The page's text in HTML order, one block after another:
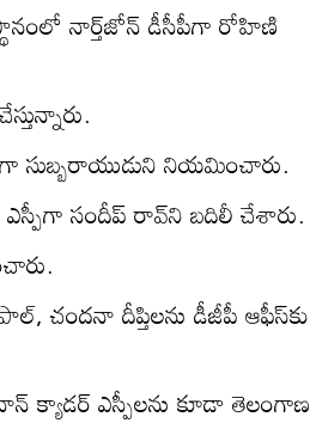
నార్త్‌జోన్‌ డీసీపీగా రోహిణి
సుబ్బరాయుడుని నియమించారు.
సందీప్ రావ్‌ని బదిలీ చేశారు.
చందనా దీప్తిలను డీజీపీ ఆఫీస్‌కు
క్యాడర్ ఎస్పీలను కూడా తెలంగాణ